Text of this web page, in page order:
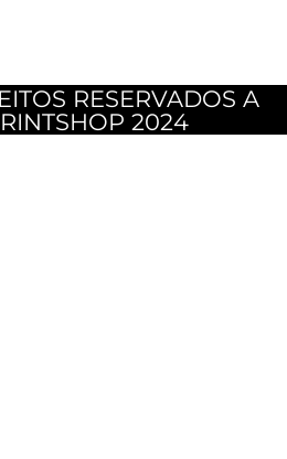
RESERVADOS A
2024